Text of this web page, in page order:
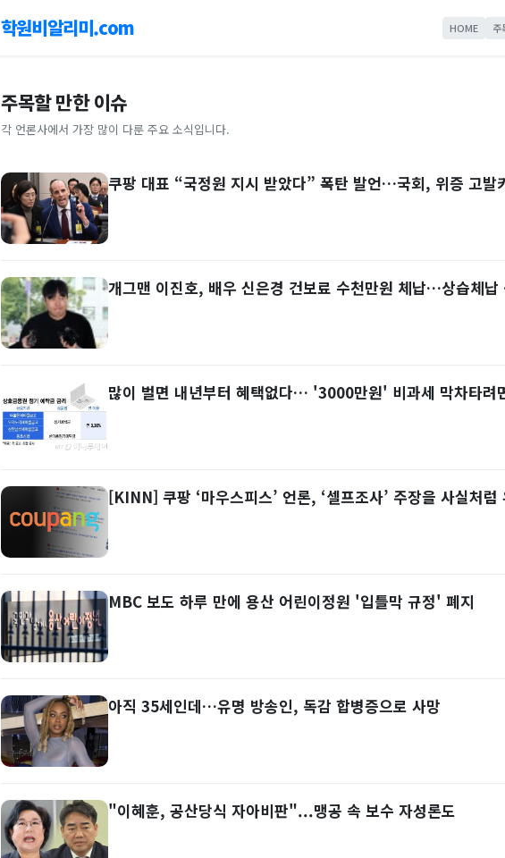
학원비알리미.com HOME 주
주목할 만한 이슈
각 언론사에서 가장 많이 다룬 주요 소식입니다.
쿠팡 대표 “국정원 지시 받았다” 폭탄 발언…국회, 위증 고발
개그맨 이진호, 배우 신은경 건보료 수천만원 체납…상습체
많이 벌면 내년부터 혜택없다… '3000만원' 비과세 막차타려
[KINN] 쿠팡 ‘마우스피스’ 언론, ‘셀프조사’ 주장을 사실처럼
MBC 보도 하루 만에 용산 어린이정원 '입틀막 규정' 폐지
아직 35세인데…유명 방송인, 독감 합병증으로 사망
"이혜훈, 공산당식 자아비판"...맹공 속 보수 자성론도